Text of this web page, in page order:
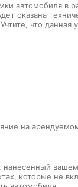
автомобиля в
оказана
что данная
на
нанесенный
которые не